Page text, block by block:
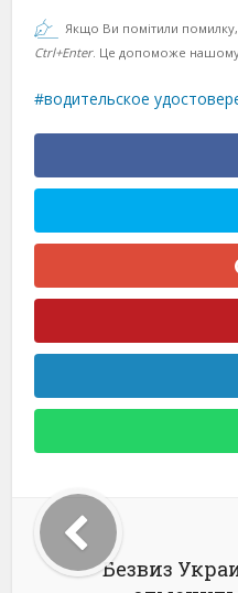
Якщо Ви помітили помилку,
Ctrl+Enter. Це допоможе нашому
водительское
Безвиз